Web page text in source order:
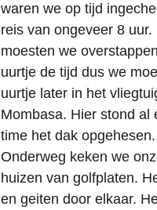
waren we op tijd
reis van ongeveer 8
moesten we
uurtje de tijd dus we
uurtje later in het
Mombasa. Hier stond al
time het dak
Onderweg keken we
huizen van golfplaten.
en geiten door elkaar.